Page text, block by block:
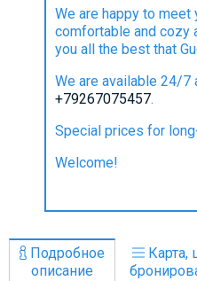
We are happy to meet
comfortable and cozy
you all the best that
We are available 24/7
+79267075457.
Special prices for
Welcome!
Подробное
описание
Карта,
Отчеты
Безопасность